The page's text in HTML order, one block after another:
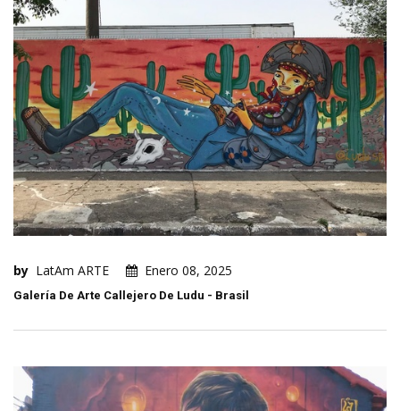
by LatAm ARTE Enero 08, 2025
Galería De Arte Callejero De Ludu - Brasil